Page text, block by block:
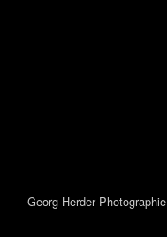
Georg Herder Photographie